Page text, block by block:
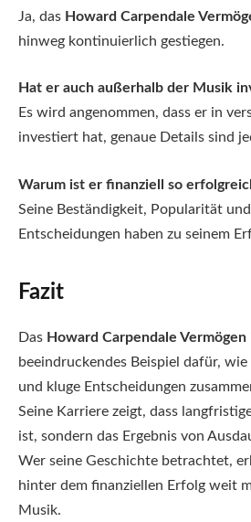
Ja, das Howard Carpendale
hinweg kontinuierlich gestiegen.
Hat er auch außerhalb der Musik
Es wird angenommen, dass er in
investiert hat, genaue Details sind
Warum ist er finanziell so
Seine Beständigkeit, Popularität
Entscheidungen haben zu seinem
Fazit
Das Howard Carpendale Vermögen
beeindruckendes Beispiel dafür,
und kluge Entscheidungen
Seine Karriere zeigt, dass
ist, sondern das Ergebnis von
Wer seine Geschichte betrachtet,
hinter dem finanziellen Erfolg weit
Musik.